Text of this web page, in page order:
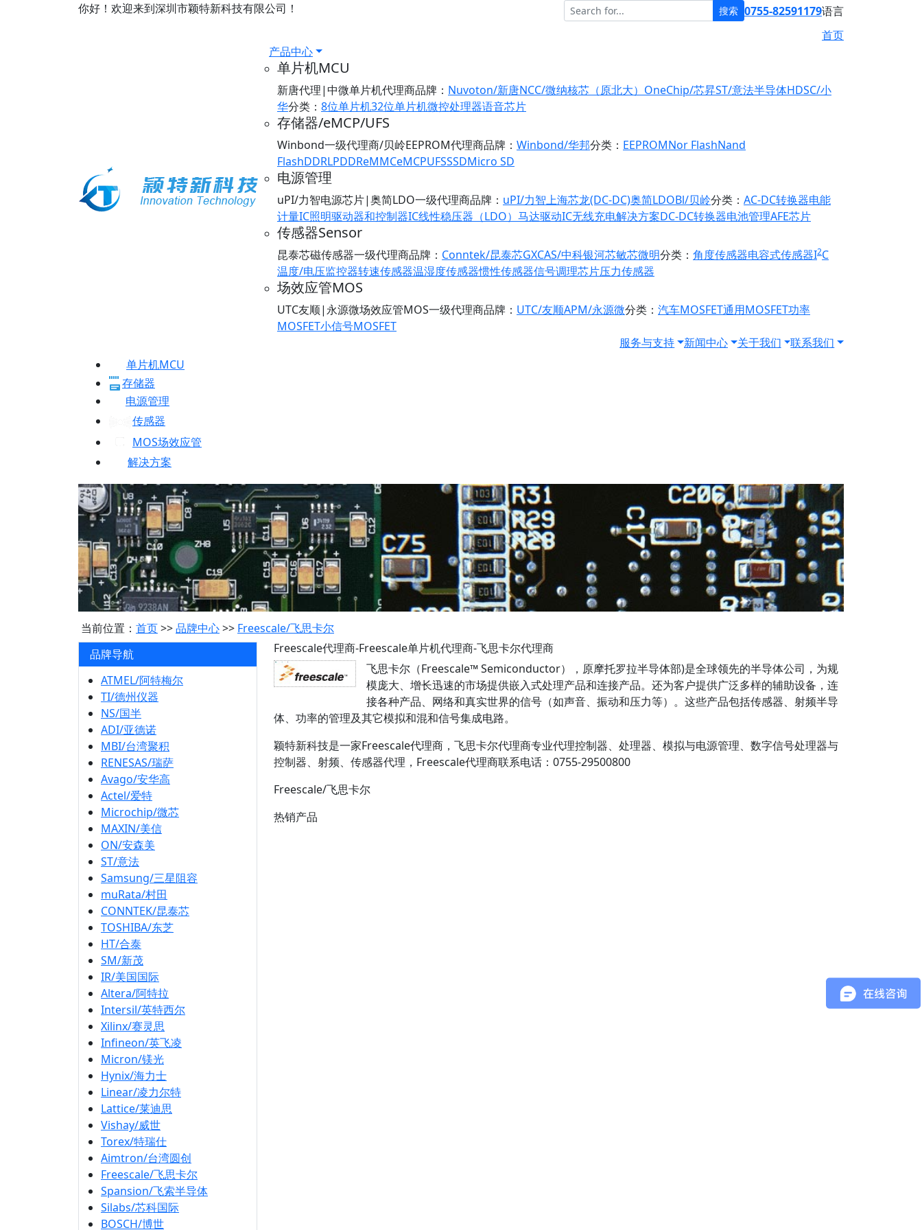
你好！欢迎来到深圳市颖特新科技有限公司！ 搜索 0755-82591179语言
首页
产品中心
单片机MCU
新唐代理|中微单片机代理商品牌： Nuvoton/新唐NCC/微纳核芯（原北大） OneChip/芯昇ST/意法半导体HDSC/小
华分类： 8位单片机32位单片机微控处理器语音芯片
存储器/eMCP/UFS
Winbond一级代理商/贝岭EEPROM代理商品牌： Winbond/华邦分类： EEPROMNor FlashNand
FlashDDRLPDDReMMCeMCPUFSSSDMicro SD
电源管理
uPI/力智电源芯片|奥简LDO一级代理商品牌： uPI/力智上海芯龙(DC-DC)奥简LDOBl/贝岭分类： AC-DC转换器电能
计量IC照明驱动器和控制器IC线性稳压器（LDO） 马达驱动IC无线充电解决方案DC-DC转换器电池管理AFE芯片
传感器Sensor
昆泰芯磁传感器一级代理商品牌： Conntek/昆泰芯GXCAS/中科银河芯敏芯微明分类： 角度传感器电容式传感器I2C
温度/电压监控器转速传感器温湿度传感器惯性传感器信号调理芯片压力传感器
场效应管MOS
UTC友顺|永源微场效应管MOS一级代理商品牌： UTC/友顺APM/永源微分类： 汽车MOSFET通用MOSFET功率
MOSFET小信号MOSFET
服务与支持
新闻中心 关于我们
联系我们
单片机MCU
存储器
电源管理
传感器
MOS场效应管
解决方案
当前位置： 首页>>品牌中心>> Freescale/飞思卡尔
品牌导航
ATMEL/阿特梅尔
TI/德州仪器
NS/国半
ADI/亚德诺
MBI/台湾聚积
RENESAS/瑞萨
Avago/安华高
Actel/爱特
Microchip/微芯
MAXIN/美信
ON/安森美
ST/意法
Samsung/三星阻容
muRata/村田
CONNTEK/昆泰芯
TOSHIBA/东芝
HT/合泰
SM/新茂
IR/美国国际
Altera/阿特拉
Intersil/英特西尔
Xilinx/赛灵思
Infineon/英飞凌
Micron/镁光
Hynix/海力士
Linear/凌力尔特
Lattice/莱迪思
Vishay/威世
Torex/特瑞仕
Aimtron/台湾圆创
Freescale/飞思卡尔
Spansion/飞索半导体
Silabs/芯科国际
BOSCH/博世
Freescale代理商-Freescale单片机代理商-飞思卡尔代理商
飞思卡尔（Freescale™ Semiconductor），原摩托罗拉半导体部)是全球领先的半导体公司，为规
模庞大、增长迅速的市场提供嵌入式处理产品和连接产品。还为客户提供广泛多样的辅助设备，连
接各种产品、网络和真实世界的信号（如声音、振动和压力等）。这些产品包括传感器、射频半导
体、功率的管理及其它模拟和混和信号集成电路。
颖特新科技是一家Freescale代理商，飞思卡尔代理商专业代理控制器、处理器、模拟与电源管理、数字信号处理器与
控制器、射频、传感器代理，Freescale代理商联系电话：0755-29500800
Freescale/飞思卡尔
热销产品